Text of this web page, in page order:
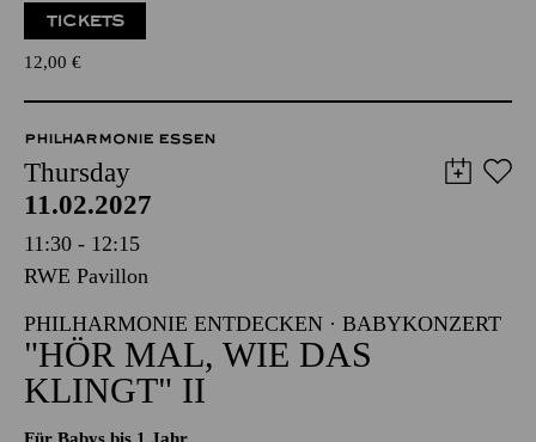
TICKETS
12,00 €
PHILHARMONIE ESSEN
Thursday
11.02.2027
11:30 - 12:15
RWE Pavillon
PHILHARMONIE ENTDECKEN · BABYKONZERT
"HÖR MAL, WIE DAS
KLINGT" II